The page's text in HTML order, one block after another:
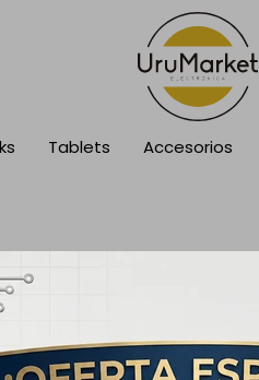
Tablets Accesorios